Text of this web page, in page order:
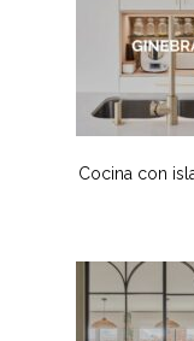
Cocina con